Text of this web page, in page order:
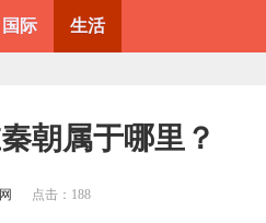
国际 生活
朝属于哪里？
点击： 188